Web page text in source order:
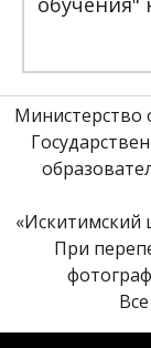
Министерство
«Искитимский
При